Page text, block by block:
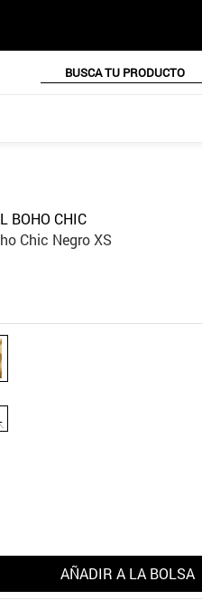
BUSCA TU PRODUCTO
BOHO CHIC
Chic Negro XS
AÑADIR A LA BOLSA